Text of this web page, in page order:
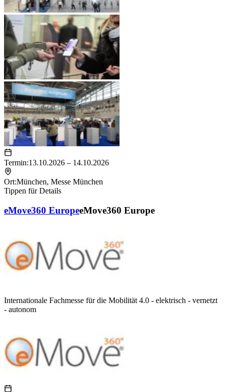
Termin:13.10.2026 – 14.10.2026
Ort:München, Messe München
Tippen für Details
eMove360 EuropeeMove360 Europe
Internationale Fachmesse für die Mobilität 4.0 - elektrisch - vernetzt
- autonom